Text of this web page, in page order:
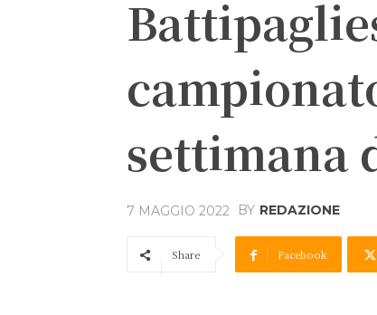
settimana
7 MAGGIO 2022 BY REDAZIONE
Share Facebook